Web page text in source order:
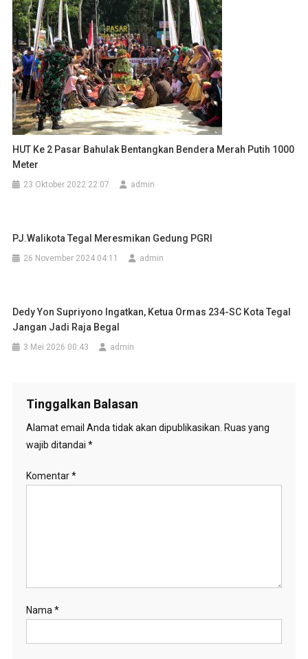
HUT Ke 2 Pasar Bahulak Bentangkan Bendera Merah Putih 1000
Meter
23 Oktober 2022 22:07 admin
PJ.Walikota Tegal Meresmikan Gedung PGRI
26 November 2024 04:11 admin
Dedy Yon Supriyono Ingatkan, Ketua Ormas 234-SC Kota Tegal
Jangan Jadi Raja Begal
3 Mei 2026 00:43 admin
Tinggalkan Balasan
Alamat email Anda tidak akan dipublikasikan. Ruas yang
wajib ditandai *
Komentar*
Nama *